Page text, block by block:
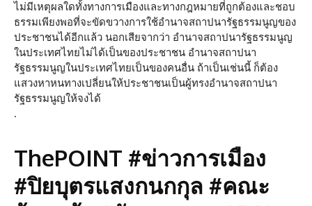
ไม่มีเหตุผลใดทั้งทางการเมืองและทางกฎหมายที่ถูกต้องและชอบ
ธรรมเพียงพอที่จะขัดขวางการใช้อำนาจสถาปนารัฐธรรมนูญของ
ประชาชนได้อีกแล้ว นอกเสียจากว่า อำนาจสถาปนารัฐธรรมนูญ
ในประเทศไทยไม่ได้เป็นของประชาชน อำนาจสถาปนา
รัฐธรรมนูญในประเทศไทยเป็นของคนอื่น ถ้าเป็นเช่นนี้ ก็ต้อง
แสวงหาหนทางเปลี่ยนให้ประชาชนเป็นผู้ทรงอำนาจสถาปนา
รัฐธรรมนูญให้จงได้
.
ThePOINT #ข่าวการเมือง
#ปิยบุตรแสงกนกกุล #คณะ